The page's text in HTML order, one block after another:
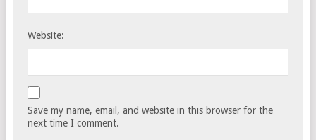
Website:
Save my name, email, and website in this browser for the
next time I comment.